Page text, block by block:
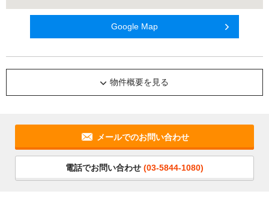
Google Map
物件概要を見る
メールでのお問い合わせ
電話でお問い合わせ (03-5844-1080)